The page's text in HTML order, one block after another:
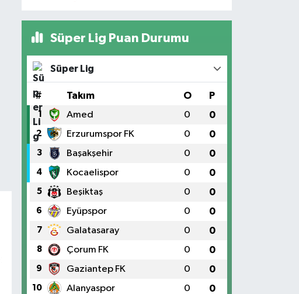
Süper Lig Puan Durumu
Süper Lig
# Takım O P
1 Amed 0 0
2 Erzurumspor FK 0 0
3 Başakşehir 0 0
4 Kocaelispor 0 0
5 Beşiktaş 0 0
6 Eyüpspor 0 0
7 Galatasaray 0 0
8 Çorum FK 0 0
9 Gaziantep FK 0 0
10 Alanyaspor 0 0